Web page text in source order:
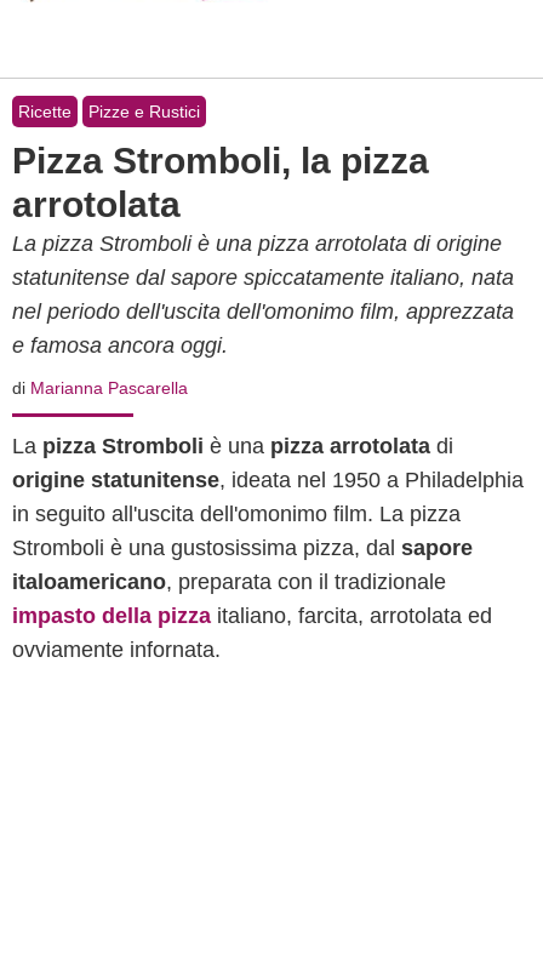
Ricette Pizze e Rustici
Pizza Stromboli, la pizza
arrotolata
La pizza Stromboli è una pizza arrotolata di origine
statunitense dal sapore spiccatamente italiano, nata
nel periodo dell'uscita dell'omonimo film, apprezzata
e famosa ancora oggi.
di Marianna Pascarella
La pizza Stromboli è una pizza arrotolata di
origine statunitense, ideata nel 1950 a Philadelphia
in seguito all'uscita dell'omonimo film. La pizza
Stromboli è una gustosissima pizza, dal sapore
italoamericano, preparata con il tradizionale
impasto della pizza italiano, farcita, arrotolata ed
ovviamente infornata.